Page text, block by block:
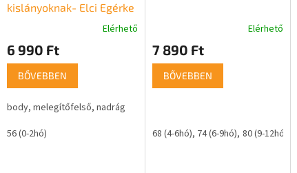
kislányoknak- Elci Egérke
Elérhető
6 990 Ft
BŐVEBBEN
body, melegítőfelső, nadrág
56 (0-2hó)
Elérhető
7 890 Ft
BŐVEBBEN
68 (4-6hó) 74 (6-9hó) 80 (9-12hó)